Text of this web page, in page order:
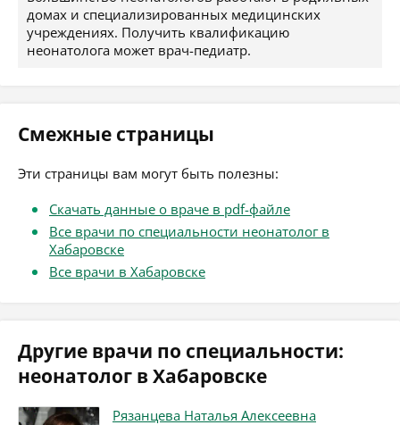
домах и специализированных медицинских
учреждениях. Получить квалификацию
неонатолога может врач-педиатр.
Смежные страницы
Эти страницы вам могут быть полезны:
Скачать данные о враче в pdf-файле
Все врачи по специальности неонатолог в
Хабаровске
Все врачи в Хабаровске
Другие врачи по специальности:
неонатолог в Хабаровске
Рязанцева Наталья Алексеевна